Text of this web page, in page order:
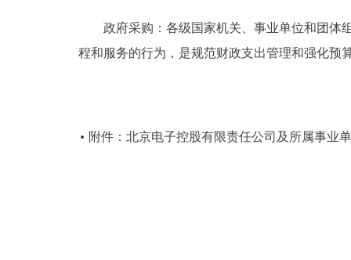
政府采购：各级国家机关、事业单位和团体组
程和服务的行为，是规范财政支出管理和强化预
附件：北京电子控股有限责任公司及所属事业